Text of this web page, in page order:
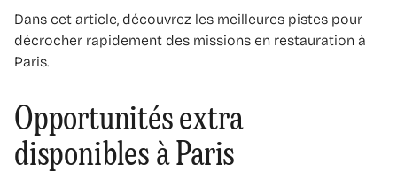
Dans cet article, découvrez les meilleures pistes pour
décrocher rapidement des missions en restauration à
Paris.
Opportunités extra
disponibles à Paris